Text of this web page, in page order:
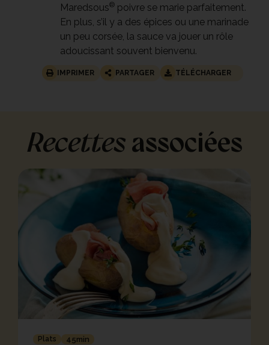
Maredsous® poivre se marie parfaitement.
En plus, s’il y a des épices ou une marinade
un peu corsée, la sauce va jouer un rôle
adoucissant souvent bienvenu.
IMPRIMER PARTAGER TÉLÉCHARGER
Recettes associées
Plats 45min